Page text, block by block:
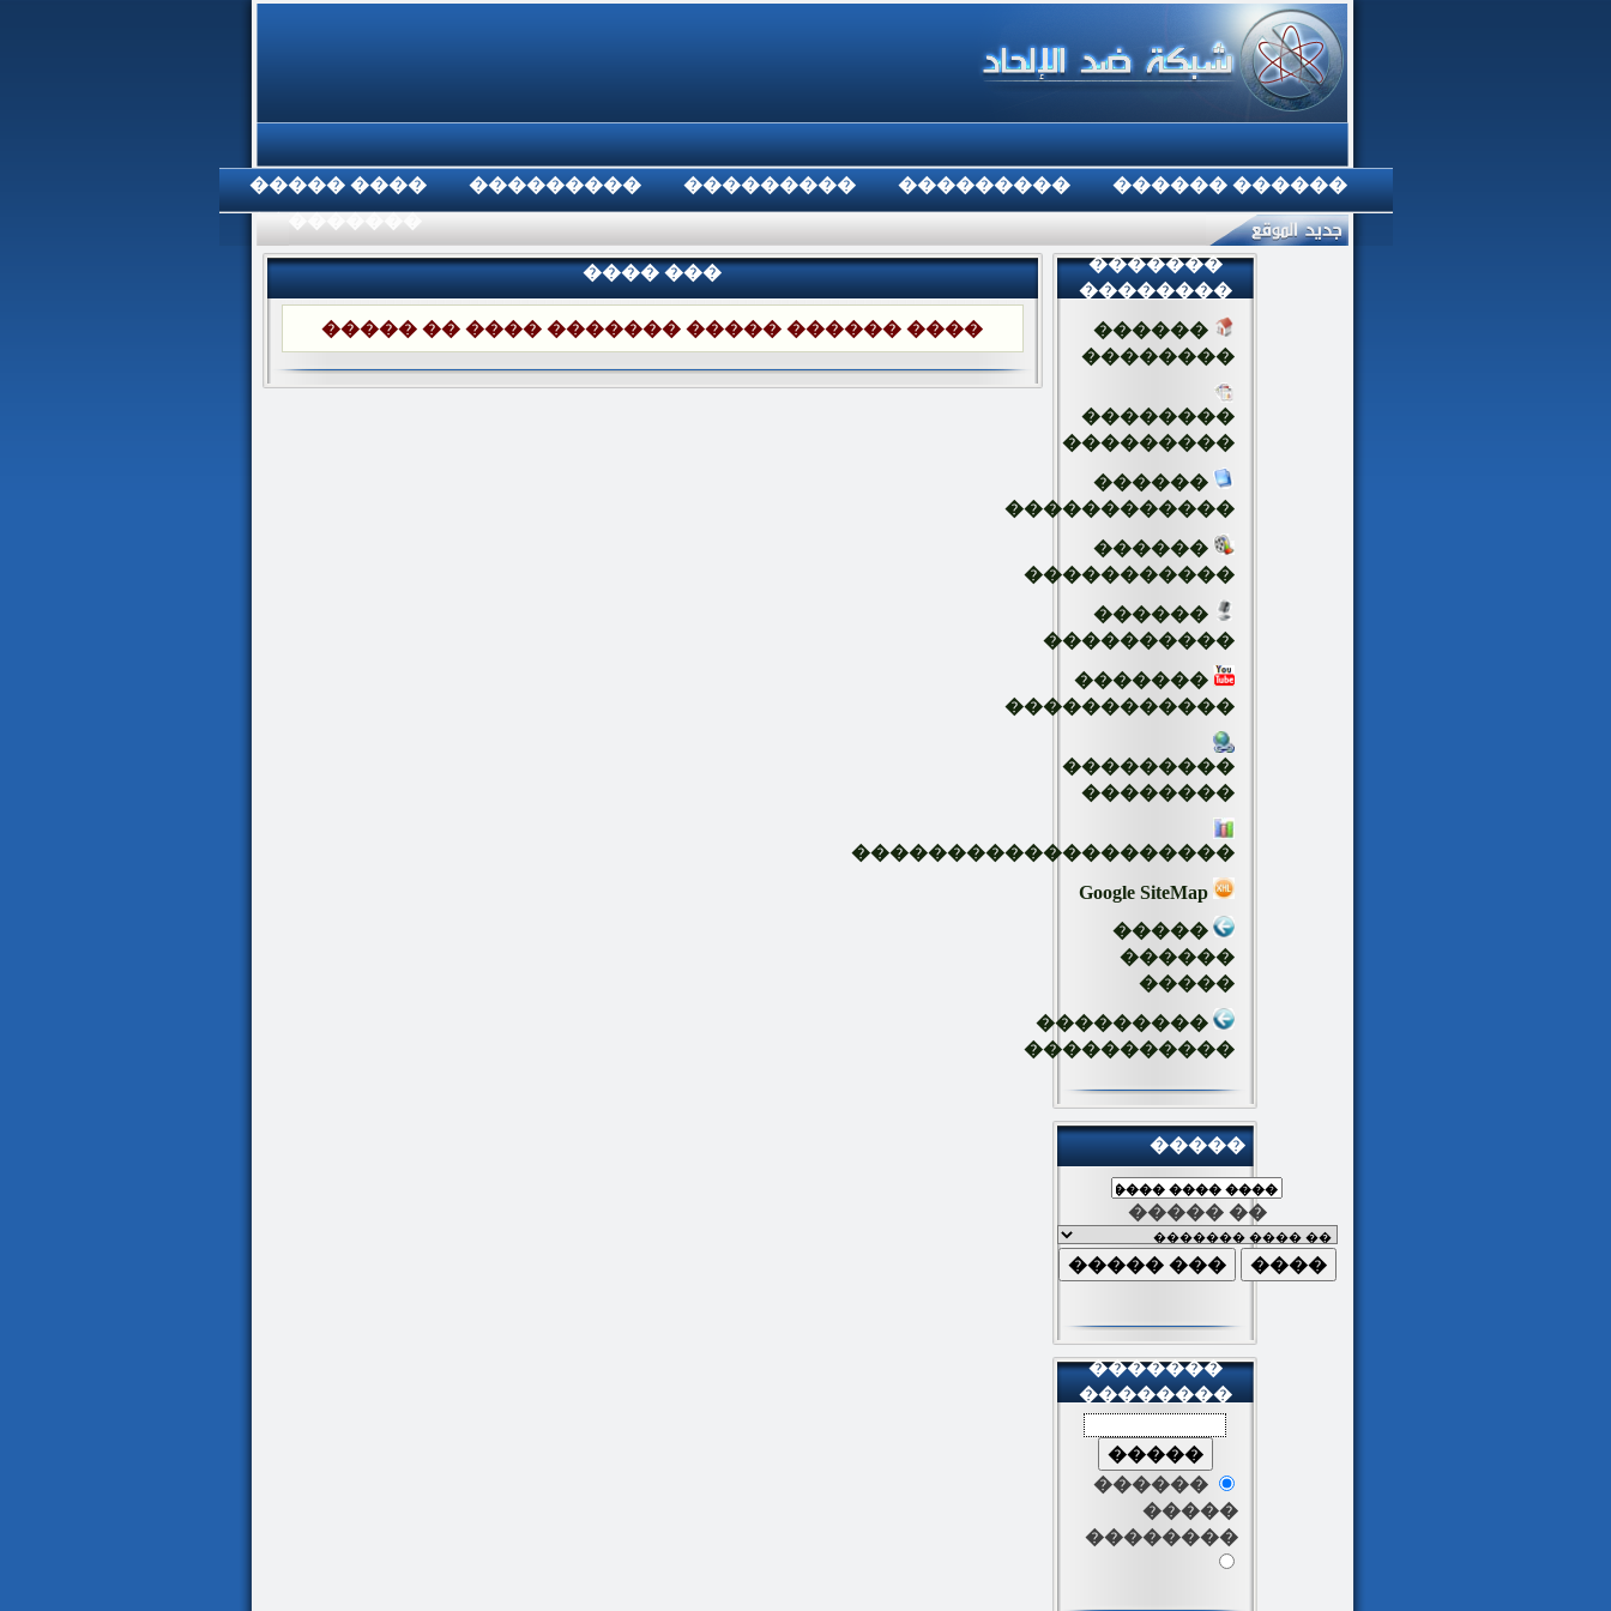
���� ����� ��������� ��������� ���������
������ ������
���� ���
���� ������ ����� ������� ���� �� �����
�������
��������
������
��������
��������
���������
������
������������
������
�����������
������
����������
�������
������������
���������
��������
��������������������
�����
������
�����
���������
�����������
�����
����� ��
�������
��������
������
�����
��������